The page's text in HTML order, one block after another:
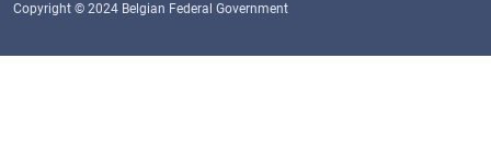
Copyright © 2024 Belgian Federal Government